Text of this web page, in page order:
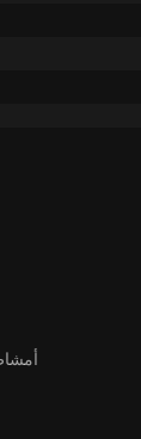
6 2 أمشاط